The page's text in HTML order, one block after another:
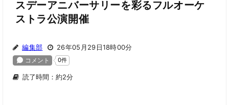
スデーアニバーサリーを彩るフルオーケ
ストラ公演開催
編集部 26年05月29日18時00分
読了時間：約2分